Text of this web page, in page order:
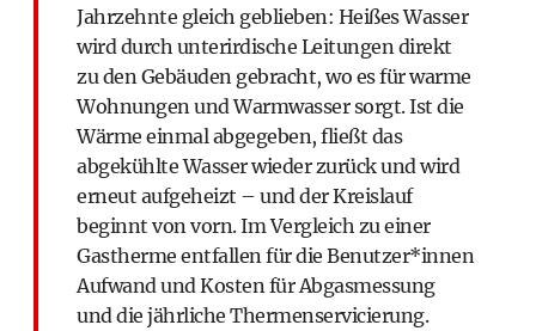
Jahrzehnte gleich geblieben: Heißes Wasser
wird durch unterirdische Leitungen direkt
zu den Gebäuden gebracht, wo es für warme
Wohnungen und Warmwasser sorgt. Ist die
Wärme einmal abgegeben, fließt das
abgekühlte Wasser wieder zurück und wird
erneut aufgeheizt – und der Kreislauf
beginnt von vorn. Im Vergleich zu einer
Gastherme entfallen für die Benutzer*innen
Aufwand und Kosten für Abgasmessung
und die jährliche Thermenservicierung.